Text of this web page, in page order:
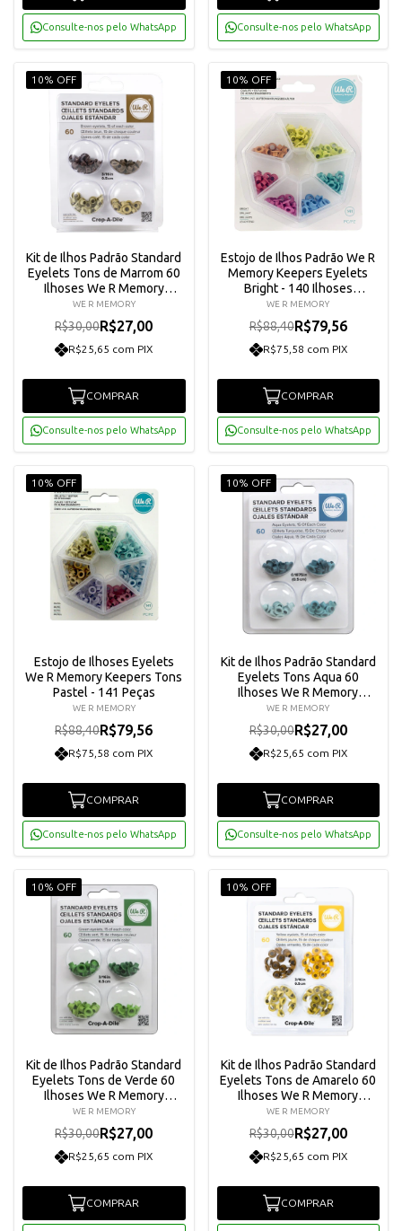
Consulte-nos pelo WhatsApp Consulte-nos pelo WhatsApp
10% OFF
Kit de Ilhos Padrão Standard
Eyelets Tons de Marrom 60
Ilhoses We R Memory
Keepers 41581-7
WE R MEMORY
R$30,00R$27,00
R$25,65 com PIX
COMPRAR
Consulte-nos pelo WhatsApp
10% OFF
Estojo de Ilhos Padrão We R
Memory Keepers Eyelets
Bright - 140 Ilhoses
Coloridos
WE R MEMORY
R$88,40R$79,56
R$75,58 com PIX
COMPRAR
Consulte-nos pelo WhatsApp
10% OFF
Estojo de Ilhoses Eyelets
We R Memory Keepers Tons
Pastel - 141 Peças
WE R MEMORY
R$88,40R$79,56
R$75,58 com PIX
COMPRAR
Consulte-nos pelo WhatsApp
10% OFF
Kit de Ilhos Padrão Standard
Eyelets Tons Aqua 60
Ilhoses We R Memory
Keepers 41577-0
WE R MEMORY
R$30,00R$27,00
R$25,65 com PIX
COMPRAR
Consulte-nos pelo WhatsApp
10% OFF
Kit de Ilhos Padrão Standard
Eyelets Tons de Verde 60
Ilhoses We R Memory
Keepers 41576-3
WE R MEMORY
R$30,00R$27,00
R$25,65 com PIX
COMPRAR
10% OFF
Kit de Ilhos Padrão Standard
Eyelets Tons de Amarelo 60
Ilhoses We R Memory
Keepers 41575-6
WE R MEMORY
R$30,00R$27,00
R$25,65 com PIX
COMPRAR